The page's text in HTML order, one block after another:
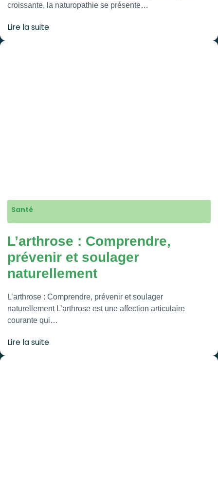
croissante, la naturopathie se présente…
Lire la suite
Santé
L’arthrose : Comprendre,
prévenir et soulager
naturellement
L’arthrose : Comprendre, prévenir et soulager
naturellement L’arthrose est une affection articulaire
courante qui…
Lire la suite